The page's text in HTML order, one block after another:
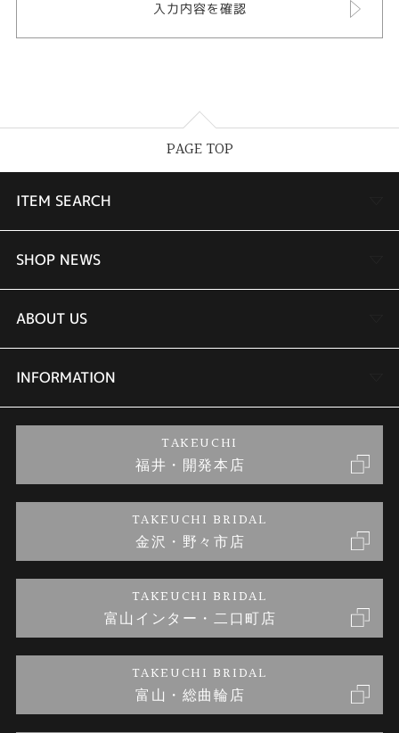
PAGE TOP
ITEM SEARCH
婚約指輪
結婚指輪
セットリング
婚約ネックレス
金・プラチナのお取引
SHOP NEWS
TAKEUCHI BRIDAL金沢本店情報
商品一覧
ブランドリスト
金澤指輪工房｜手作りペアリング
金澤指輪工房｜手作り結婚指輪 and 婚約指輪
金澤指輪工房｜手作り婚約指輪プロポーズプラン
ABOUT US
会社概要
お客様の声
INFORMATION
プライバシーポリシー
TAKEUCHI
福井・開発本店
TAKEUCHI BRIDAL
金沢・野々市店
TAKEUCHI BRIDAL
富山インター・二口町店
TAKEUCHI BRIDAL
富山・総曲輪店